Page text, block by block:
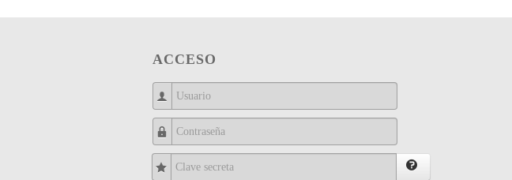
ACCESO
Usuario
Contraseña
Clave secreta